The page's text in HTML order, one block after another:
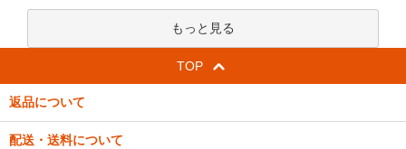
もっと見る
TOP
返品について
配送・送料について